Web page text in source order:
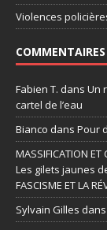
Violences
COMMENTAIRES
Fabien T. dans Un
cartel de l’eau
Bianco dans Pour
MASSIFICATION ET
Les gilets jaunes
FASCISME ET LA
Sylvain Gilles dans